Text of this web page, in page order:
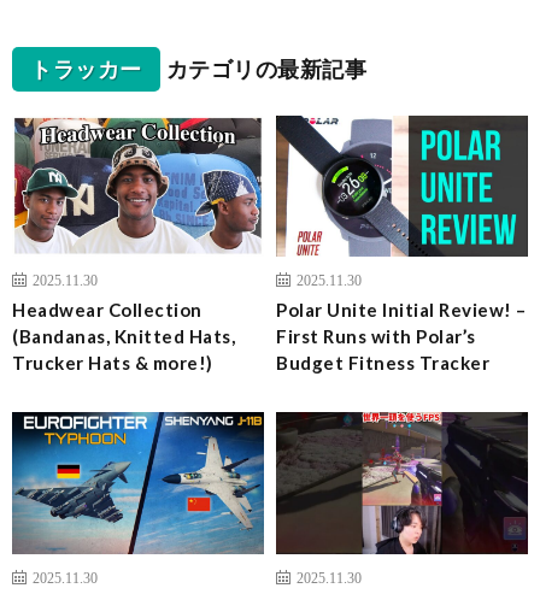
トラッカー カテゴリの最新記事
2025.11.30
Headwear Collection
(Bandanas, Knitted Hats,
Trucker Hats & more!)
2025.11.30
Polar Unite Initial Review! –
First Runs with Polar’s
Budget Fitness Tracker
2025.11.30 2025.11.30